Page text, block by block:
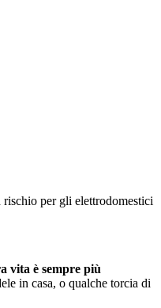
rischio per gli elettrodomestici
vita è sempre più
in casa, o qualche torcia di